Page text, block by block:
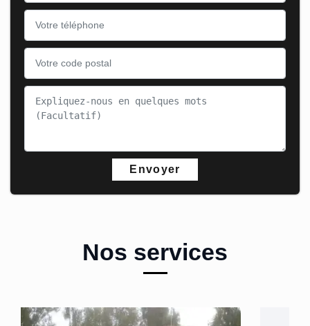
Nos services